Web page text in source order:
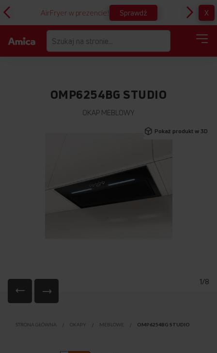
AirFryer w prezencie! Sprawdź X
OMP6254BG STUDIO
OKAP MEBLOWY
Pokaż produkt w 3D
1/8
początek
STRONA GŁÓWNA OKAPY MEBLOWE OMP6254BG STUDIO